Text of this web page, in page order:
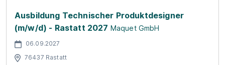
Ausbildung Technischer Produktdesigner
(m/w/d) - Rastatt 2027 Maquet GmbH
06.09.2027
76437 Rastatt